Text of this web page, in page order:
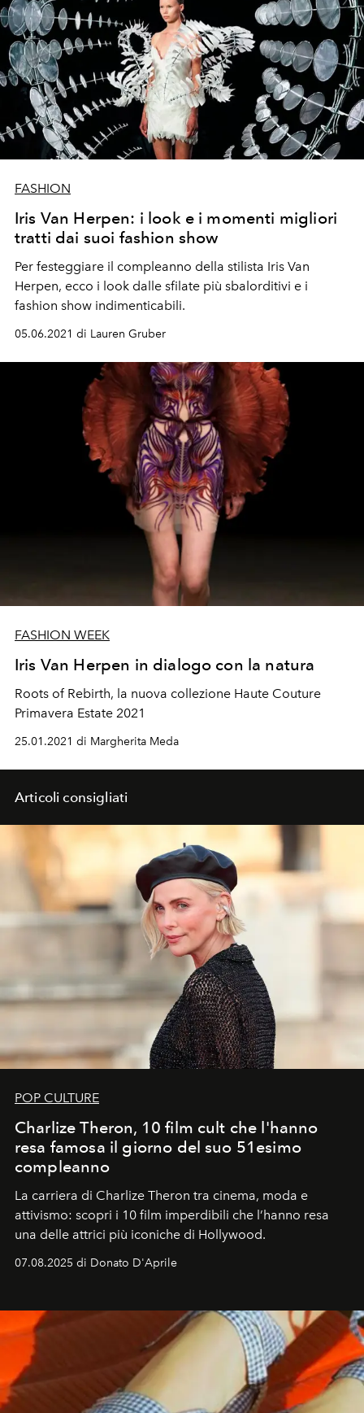
FASHION
Iris Van Herpen: i look e i momenti migliori
tratti dai suoi fashion show
Per festeggiare il compleanno della stilista Iris Van
Herpen, ecco i look dalle sfilate più sbalorditivi e i
fashion show indimenticabili.
05.06.2021 di Lauren Gruber
FASHION WEEK
Iris Van Herpen in dialogo con la natura
Roots of Rebirth, la nuova collezione Haute Couture
Primavera Estate 2021
25.01.2021 di Margherita Meda
Articoli consigliati
POP CULTURE
Charlize Theron, 10 film cult che l'hanno
resa famosa il giorno del suo 51esimo
compleanno
La carriera di Charlize Theron tra cinema, moda e
attivismo: scopri i 10 film imperdibili che l’hanno resa
una delle attrici più iconiche di Hollywood.
07.08.2025 di Donato D'Aprile